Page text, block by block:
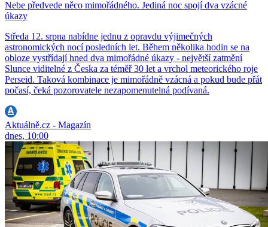
Nebe předvede něco mimořádného. Jediná noc spojí dva vzácné
úkazy
Středa 12. srpna nabídne jednu z opravdu výjimečných
astronomických nocí posledních let. Během několika hodin se na
obloze vystřídají hned dva mimořádné úkazy - největší zatmění
Slunce viditelné z Česka za téměř 30 let a vrchol meteorického roje
Perseid. Taková kombinace je mimořádně vzácná a pokud bude přát
počasí, čeká pozorovatele nezapomenutelná podívaná.
Aktuálně.cz - Magazín
dnes, 10:00